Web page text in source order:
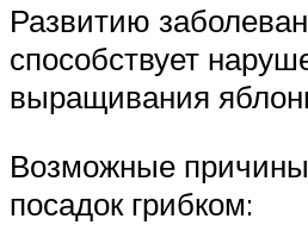
Развитию
способствует
выращивания
Возможные
посадок грибком: